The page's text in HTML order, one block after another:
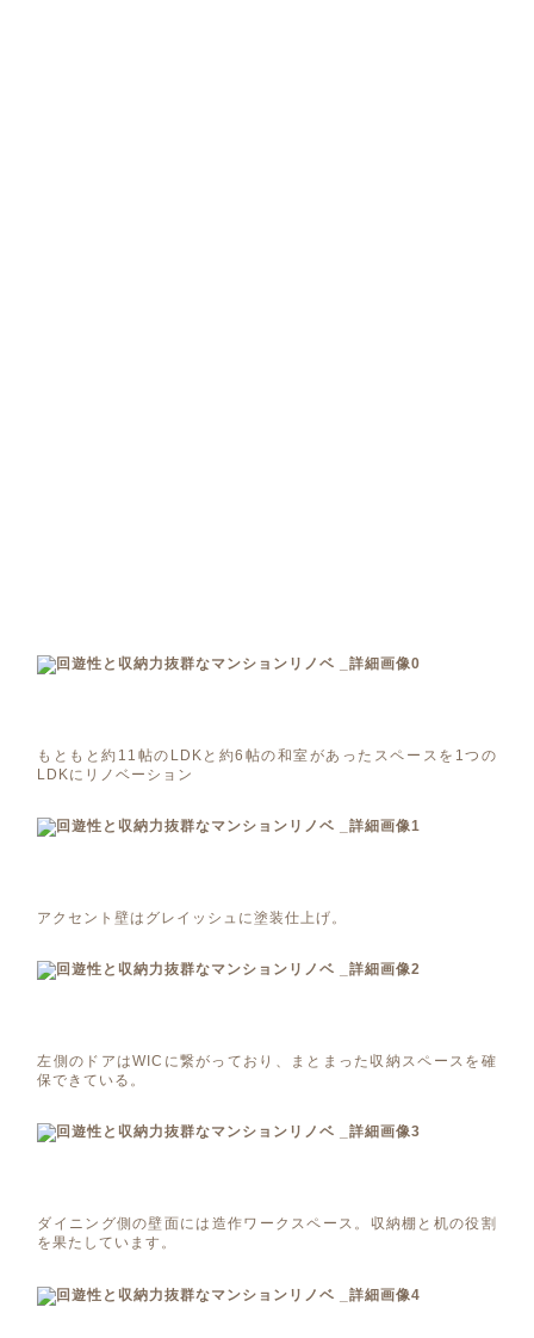
もともと約11帖のLDKと約6帖の和室があったスペースを1つの
LDKにリノベーション
アクセント壁はグレイッシュに塗装仕上げ。
左側のドアはWICに繋がっており、まとまった収納スペースを確
保できている。
ダイニング側の壁面には造作ワークスペース。収納棚と机の役割
を果たしています。